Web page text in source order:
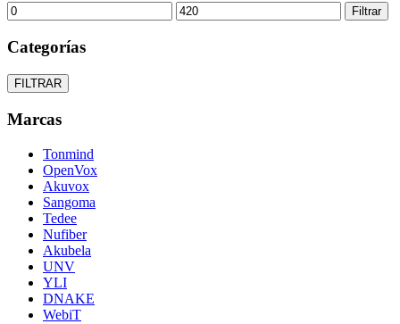
Precio
mínimo
Precio
máximo
Filtrar
Categorías
FILTRAR
Marcas
Tonmind
OpenVox
Akuvox
Sangoma
Tedee
Nufiber
Akubela
UNV
YLI
DNAKE
WebiT